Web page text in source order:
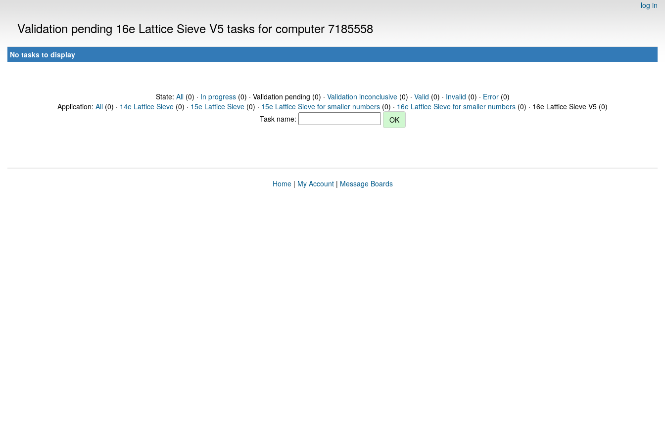
log in
Validation pending 16e Lattice Sieve V5 tasks for computer 7185558
No tasks to display
State: All(0) · In progress(0) · Validation pending (0) · Validation inconclusive(0) · Valid (0) · Invalid (0) · Error(0)
Application: All (0) · 14e Lattice Sieve (0) · 15e Lattice Sieve (0) · 15e Lattice Sieve for smaller numbers (0) · 16e Lattice Sieve for smaller numbers (0) · 16e Lattice Sieve V5 (0)
Task name:
Home| My Account| Message Boards